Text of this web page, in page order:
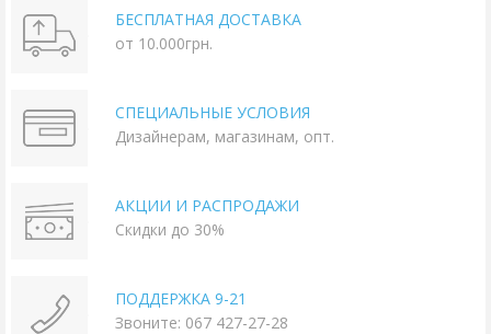
БЕСПЛАТНАЯ ДОСТАВКА
от 10.000грн.
СПЕЦИАЛЬНЫЕ УСЛОВИЯ
Дизайнерам, магазинам, опт.
АКЦИИ И РАСПРОДАЖИ
Скидки до 30%
ПОДДЕРЖКА 9-21
Звоните: 067 427-27-28